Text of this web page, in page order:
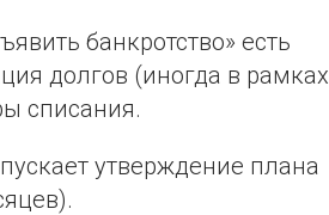
банкротство» есть
долгов (иногда в рамках
списания.
утверждение плана